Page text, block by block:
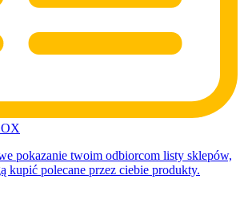
pokazanie twoim odbiorcom listy sklepów,
kupić polecane przez ciebie produkty.